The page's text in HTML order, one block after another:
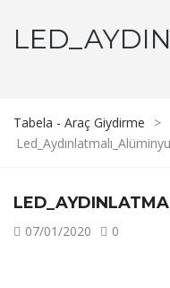
Tabela - Araç Giydirme
>
07/01/2020 0